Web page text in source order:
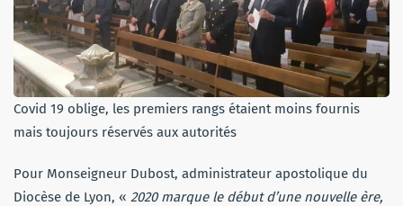
Covid 19 oblige, les premiers rangs étaient moins fournis
mais toujours réservés aux autorités
Pour Monseigneur Dubost, administrateur apostolique du
Diocèse de Lyon, « 2020 marque le début d’une nouvelle ère,